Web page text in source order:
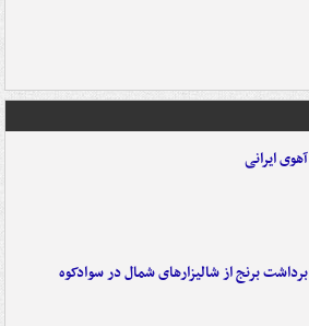
آهوی ایرانی
برداشت برنج از شالیزارهای شمال در سوادکوه